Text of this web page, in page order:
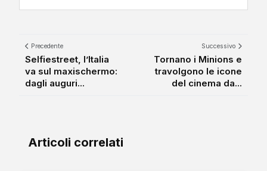
Precedente
Selfiestreet, l’Italia
va sul maxischermo:
dagli auguri...
Successivo
Tornano i Minions e
travolgono le icone
del cinema da...
Articoli correlati